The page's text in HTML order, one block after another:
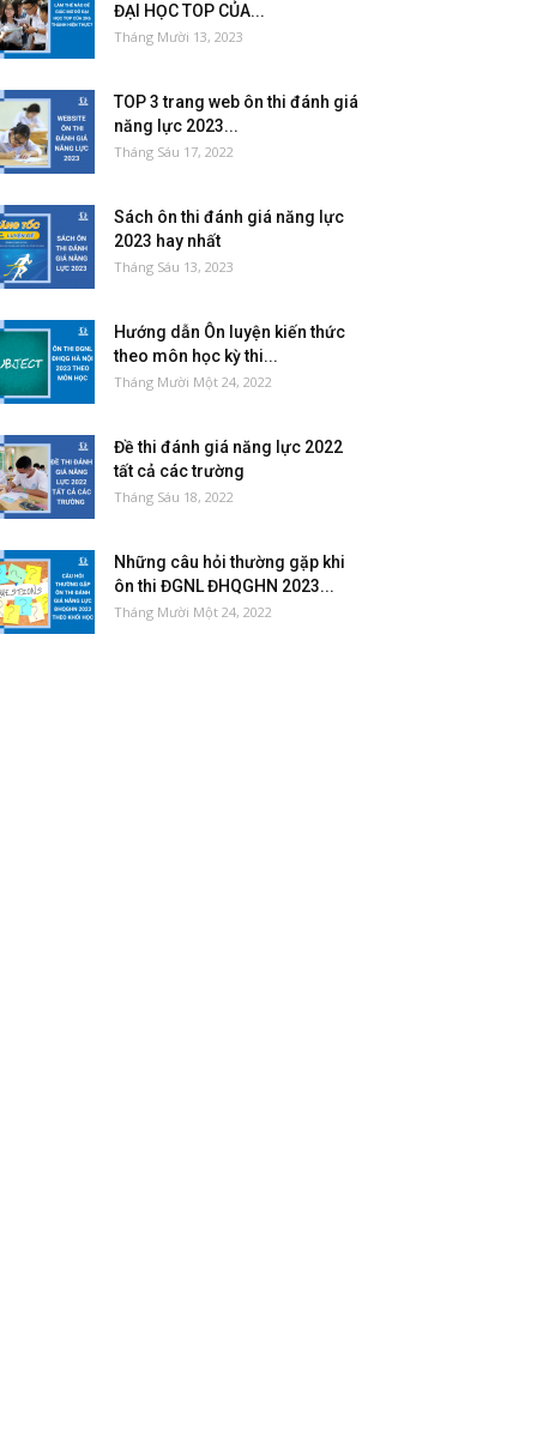
ĐẠI HỌC TOP CỦA...
Tháng Mười 13, 2023
TOP 3 trang web ôn thi đánh giá
năng lực 2023...
Tháng Sáu 17, 2022
Sách ôn thi đánh giá năng lực
2023 hay nhất
Tháng Sáu 13, 2023
Hướng dẫn Ôn luyện kiến thức
theo môn học kỳ thi...
Tháng Mười Một 24, 2022
Đề thi đánh giá năng lực 2022
tất cả các trường
Tháng Sáu 18, 2022
Những câu hỏi thường gặp khi
ôn thi ĐGNL ĐHQGHN 2023...
Tháng Mười Một 24, 2022